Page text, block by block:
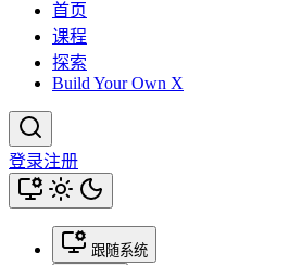
首页
课程
探索
Build Your Own X
登录注册
跟随系统